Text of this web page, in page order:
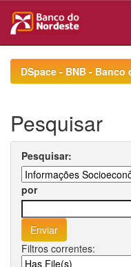
navigationDSpace - BNB -
Pesquisar
Pesquisar:
por
Filtros correntes: